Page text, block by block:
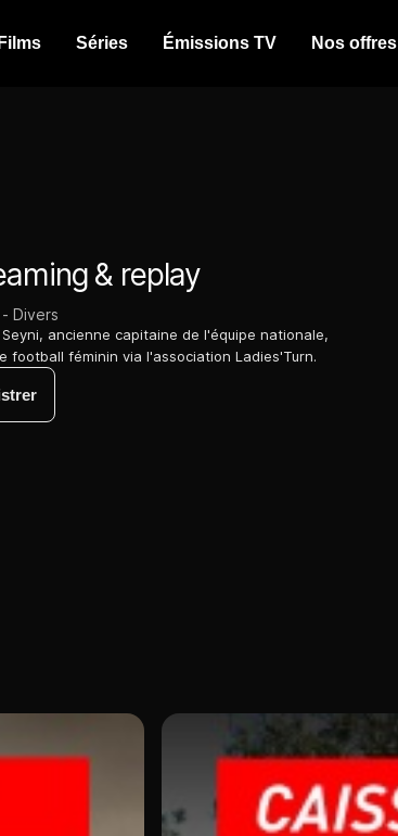
Films Séries Émissions TV Nos offres
& replay
Divers
ancienne capitaine de l'équipe nationale,
football féminin via l'association Ladies'Turn.